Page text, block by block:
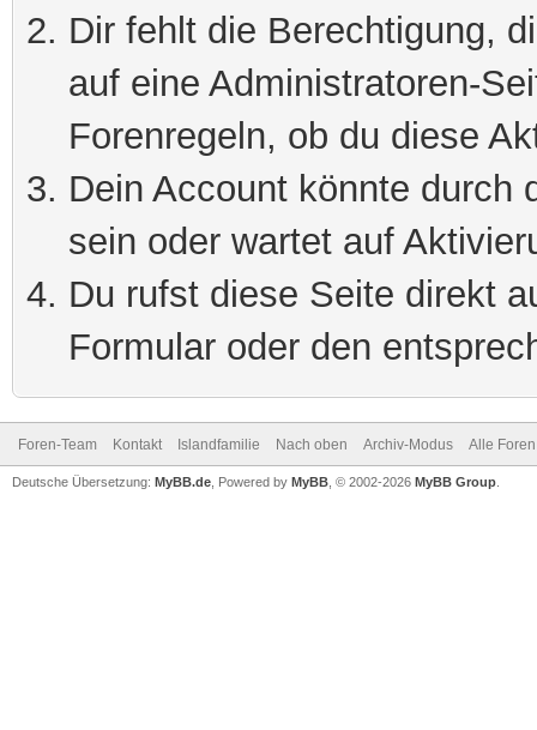
Dir fehlt die Berechtigung,
auf eine Administratoren-
Forenregeln, ob du diese
Dein Account könnte durch
sein oder wartet auf
Du rufst diese Seite direkt
Formular oder den
Foren-Team Kontakt Islandfamilie Nach oben Archiv-Modus Alle
Deutsche Übersetzung: MyBB.de , Powered by MyBB , © 2002-2026 MyBB Group